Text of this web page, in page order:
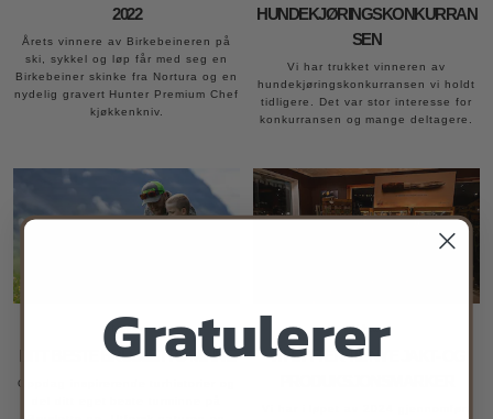
2022
Årets vinnere av Birkebeineren på
ski, sykkel og løp får med seg en
Birkebeiner skinke fra Nortura og en
nydelig gravert Hunter Premium Chef
kjøkkenkniv.
HUNDEKJØRINGSKONKURRAN
SEN
Vi har trukket vinneren av
hundekjøringskonkurransen vi holdt
tidligere. Det var stor interesse for
konkurransen og mange deltagere.
Nyheter
DITT BESTE BRUSLETTO MINNE
Oppdag inspirerende turhistorier og
Nyheter
VI FLYTTER TIL NYE JAKT- OG
Gratulerer